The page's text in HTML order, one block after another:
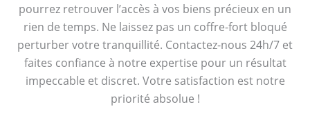
pourrez retrouver l’accès à vos biens précieux en un
rien de temps. Ne laissez pas un coffre-fort bloqué
perturber votre tranquillité. Contactez-nous 24h/7 et
faites confiance à notre expertise pour un résultat
impeccable et discret. Votre satisfaction est notre
priorité absolue !